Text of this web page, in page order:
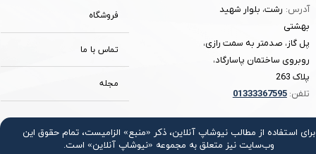
برای استفاده از مطالب نیوشاپ آنلاین، ذکر «منبع» الزامیست، تمام حقوق اين
وب‌سايت نیز متعلق به مجموعه «نیوشاپ آنلاین» است.
فروشگاه
تماس با ما
مجله
آدرس: رشت، بلوار شهید
بهشتی
پل گاز، صدمتر به سمت رازی،
روبروی ساختمان پاسارگاد،
پلاک 263
تلفن:
01333367595